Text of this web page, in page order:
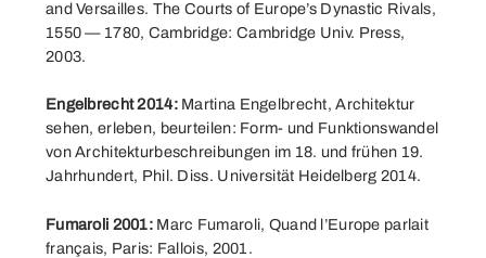
and Versailles. The Courts of Europe’s Dynastic Rivals,
1550 — 1780, Cambridge: Cambridge Univ. Press,
2003.
Engelbrecht 2014:Martina Engelbrecht, Architektur
sehen, erleben, beurteilen: Form- und Funktionswandel
von Architekturbeschreibungen im 18. und frühen 19.
Jahrhundert, Phil. Diss. Universität Heidelberg 2014.
Fumaroli 2001: Marc Fumaroli, Quand l’Europe parlait
français, Paris: Fallois, 2001.